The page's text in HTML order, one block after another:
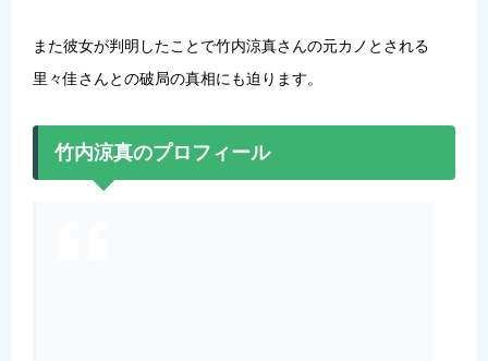
また彼女が判明したことで竹内涼真さんの元カノとされる
里々佳さんとの破局の真相にも迫ります。
竹内涼真のプロフィール